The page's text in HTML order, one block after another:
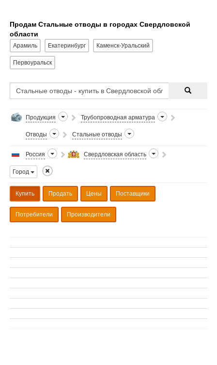
Продам Стальные отводы в городах Свердловской
области
Арамиль Екатеринбург Каменск-Уральский
Первоуральск
Продукция Трубопроводная арматура
Отводы Стальные отводы
Россия Свердловская область
Город
Купить Продать Цены Поставщики
Потребители Производители